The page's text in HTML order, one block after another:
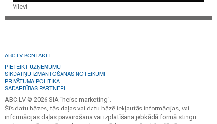
Vilevi
ABC.LV KONTAKTI
PIETEIKT UZŅĒMUMU
SĪKDATŅU IZMANTOŠANAS NOTEIKUMI
PRIVĀTUMA POLITIKA
SADARBĪBAS PARTNERI
ABC.LV © 2026 SIA "heise marketing".
Šīs datu bāzes, tās daļas vai datu bāzē iekļautās informācijas, vai
informācijas daļas pavairošana vai izplatīšana jebkādā formā stingri